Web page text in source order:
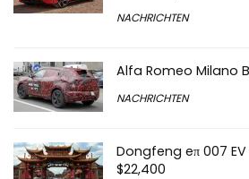
NACHRICHTEN
Alfa Romeo Milano
NACHRICHTEN
Dongfeng eπ 007
$22,400